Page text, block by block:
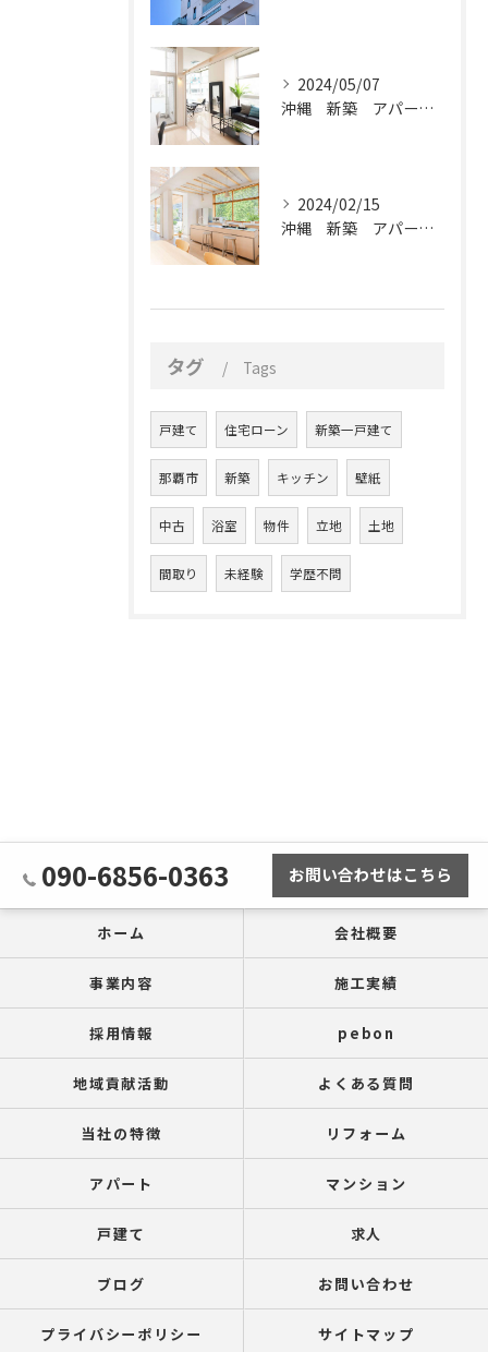
2024/05/07
沖縄 新築 アパート新築
2024/02/15
沖縄 新築 アパート新築
タグ Tags
戸建て 住宅ローン 新築一戸建て
那覇市 新築 キッチン 壁紙
中古 浴室 物件 立地 土地
間取り 未経験 学歴不問
090-6856-0363 お問い合わせはこちら
ホーム 会社概要
事業内容 施工実績
採用情報 pebon
地域貢献活動 よくある質問
当社の特徴 リフォーム
アパート マンション
戸建て 求人
ブログ お問い合わせ
プライバシーポリシー サイトマップ